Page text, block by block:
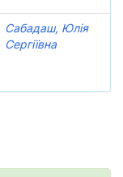
Сабадаш, Юлія
Сергіївна